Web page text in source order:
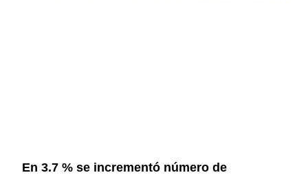
En 3.7 % se incrementó número de